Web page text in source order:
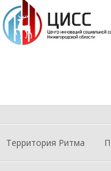
Территория Ритма